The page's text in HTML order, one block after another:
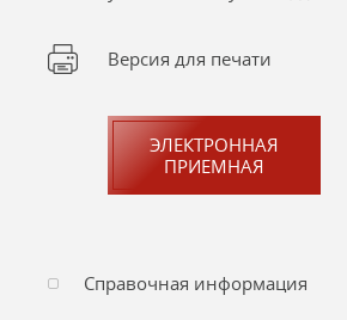
Версия для печати
ЭЛЕКТРОННАЯ
ПРИЕМНАЯ
Справочная информация